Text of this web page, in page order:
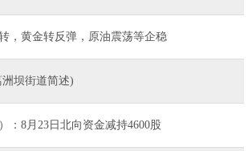
，黄金转反弹，原油震荡等企稳
坝街道简述)
：8月23日北向资金减持4600股